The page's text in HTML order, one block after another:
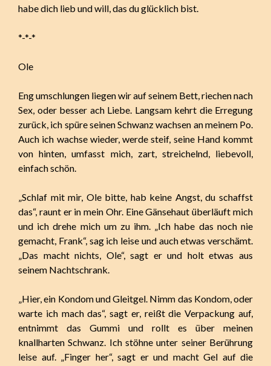
habe dich lieb und will, das du glücklich bist.
*-*-*
Ole
Eng umschlungen liegen wir auf seinem Bett, riechen nach
Sex, oder besser ach Liebe. Langsam kehrt die Erregung
zurück, ich spüre seinen Schwanz wachsen an meinem Po.
Auch ich wachse wieder, werde steif, seine Hand kommt
von hinten, umfasst mich, zart, streichelnd, liebevoll,
einfach schön.
„Schlaf mit mir, Ole bitte, hab keine Angst, du schaffst
das“, raunt er in mein Ohr. Eine Gänsehaut überläuft mich
und ich drehe mich um zu ihm. „Ich habe das noch nie
gemacht, Frank“, sag ich leise und auch etwas verschämt.
„Das macht nichts, Ole“, sagt er und holt etwas aus
seinem Nachtschrank.
„Hier, ein Kondom und Gleitgel. Nimm das Kondom, oder
warte ich mach das“, sagt er, reißt die Verpackung auf,
entnimmt das Gummi und rollt es über meinen
knallharten Schwanz. Ich stöhne unter seiner Berührung
leise auf. „Finger her“, sagt er und macht Gel auf die